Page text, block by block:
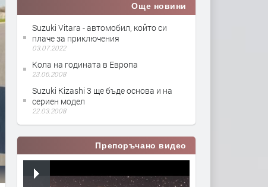
Още новини
Suzuki Vitara - автомобил, който си
плаче за приключения
03.07.2022
Кола на годината в Европа
23.06.2008
Suzuki Kizashi 3 ще бъде основа и на
сериен модел
22.03.2008
Препоръчано видео